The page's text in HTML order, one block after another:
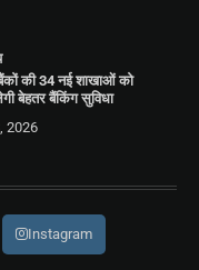
की 34 नई शाखाओं को
बेहतर बैंकिंग सुविधा
2026
Instagram